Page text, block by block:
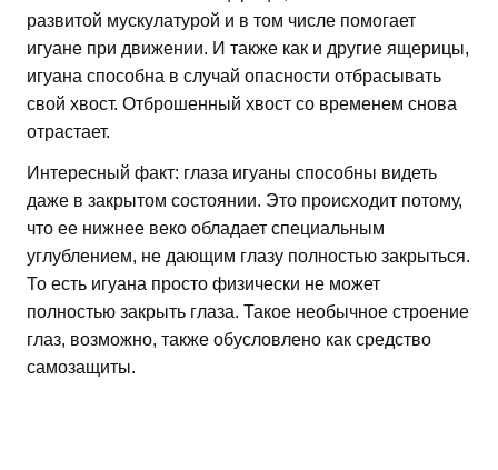
развитой мускулатурой и в том числе помогает
игуане при движении. И также как и другие ящерицы,
игуана способна в случай опасности отбрасывать
свой хвост. Отброшенный хвост со временем снова
отрастает.
Интересный факт: глаза игуаны способны видеть
даже в закрытом состоянии. Это происходит потому,
что ее нижнее веко обладает специальным
углублением, не дающим глазу полностью закрыться.
То есть игуана просто физически не может
полностью закрыть глаза. Такое необычное строение
глаз, возможно, также обусловлено как средство
самозащиты.